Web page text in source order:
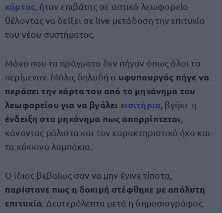
κάρτας , ήταν επιβάτης σε αστικό λεωφορείο
θέλοντας να δείξει σε live μετάδοση την επιτυχία
του νέου συστήματος.
Μόνο που τα πράγματα δεν πήγαν όπως όλοι τα
περίμεναν. Μόλις δηλαδή ο υφυπουργός πήγε να
περάσει την κάρτα του από το μηχάνημα του
λεωφορείου για να βγάλει εισιτήριο , βγήκε η
ένδειξη στο μηχάνημα πως απορρίπτεται
κάνοντας μάλιστα και τον χαρακτηριστικό ήχο και
τα κόκκινα λαμπάκια.
Ο ίδιος βεβαίως σαν να μην έγινε τίποτα,
παρίστανε πως η δοκιμή στέφθηκε με απόλυτη
επιτυχία . Δευτερόλεπτα μετά η δημοσιογράφος